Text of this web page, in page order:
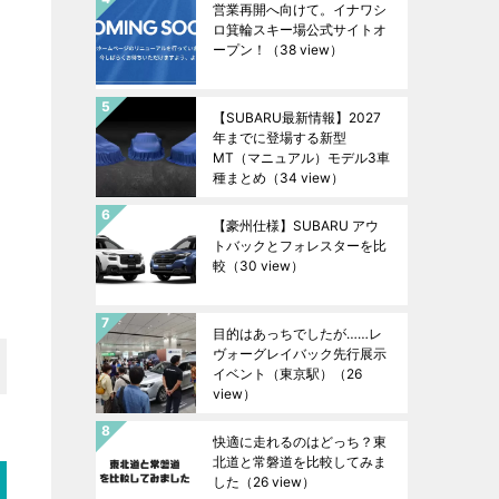
営業再開へ向けて。イナワシ
ロ箕輪スキー場公式サイトオ
ープン！
（38 view）
【SUBARU最新情報】2027
年までに登場する新型
MT（マニュアル）モデル3車
種まとめ （34 view）
【豪州仕様】SUBARU アウ
トバックとフォレスターを比
較 （30 view）
目的はあっちでしたが……レ
ヴォーグレイバック先行展示
イベント（東京駅）
（26
view）
快適に走れるのはどっち？東
北道と常磐道を比較してみま
した （26 view）